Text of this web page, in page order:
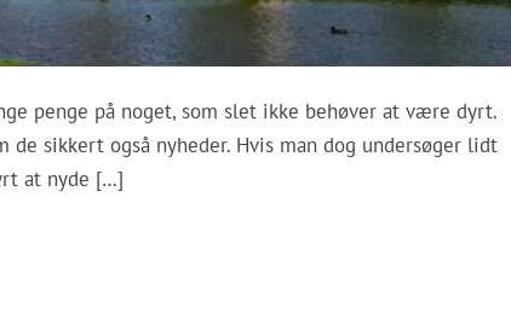
penge på noget, som slet ikke behøver at være dyrt.
sikkert også nyheder. Hvis man dog undersøger lidt
at nyde […]